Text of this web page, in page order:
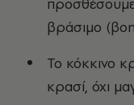
βράσιμο
Το κόκκινο
κρασί, όχι